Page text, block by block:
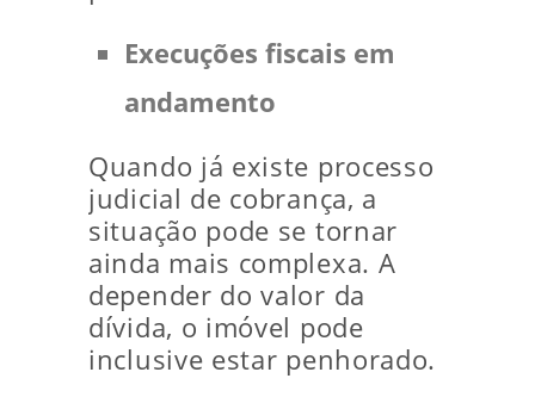
Execuções fiscais em
andamento
Quando já existe processo
judicial de cobrança, a
situação pode se tornar
ainda mais complexa. A
depender do valor da
dívida, o imóvel pode
inclusive estar penhorado.